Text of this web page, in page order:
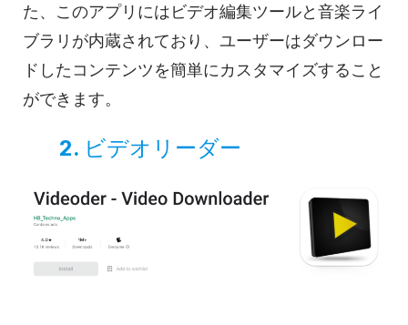
た、このアプリにはビデオ編集ツールと音楽ライ
ブラリが内蔵されており、ユーザーはダウンロー
ドしたコンテンツを簡単にカスタマイズすること
ができます。
2. ビデオリーダー